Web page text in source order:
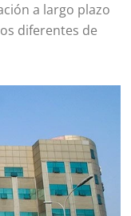
a largo plazo
diferentes de